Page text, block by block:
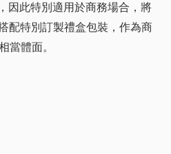
因此特別適用於商務場合，將
配特別訂製禮盒包裝，作為商
當體面。